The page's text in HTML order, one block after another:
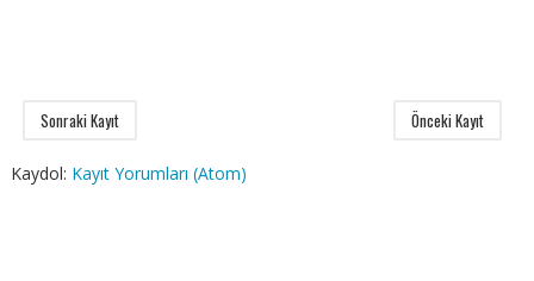
Sonraki Kayıt Önceki Kayıt
Kaydol: Kayıt Yorumları (Atom)